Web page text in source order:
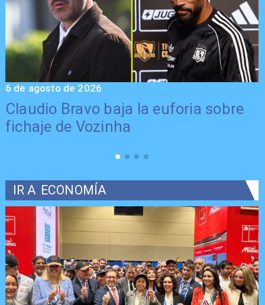
Claudio Bravo baja la euforia sobre
fichaje de Vozinha
6 de agosto de 2026
IR A ECONOMÍA